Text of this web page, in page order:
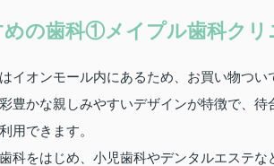
めの歯科①メイプル歯科クリ
イオンモール内にあるため、お買い物つい
豊かな親しみやすいデザインが特徴で、
用できます。
科をはじめ、小児歯科やデンタルエステな